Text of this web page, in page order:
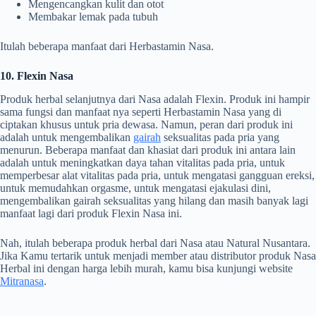
Mengencangkan kulit dan otot
Membakar lemak pada tubuh
Itulah beberapa manfaat dari Herbastamin Nasa.
10. Flexin Nasa
Produk herbal selanjutnya dari Nasa adalah Flexin. Produk ini hampir
sama fungsi dan manfaat nya seperti Herbastamin Nasa yang di
ciptakan khusus untuk pria dewasa. Namun, peran dari produk ini
adalah untuk mengembalikan gairah seksualitas pada pria yang
menurun. Beberapa manfaat dan khasiat dari produk ini antara lain
adalah untuk meningkatkan daya tahan vitalitas pada pria, untuk
memperbesar alat vitalitas pada pria, untuk mengatasi gangguan ereksi,
untuk memudahkan orgasme, untuk mengatasi ejakulasi dini,
mengembalikan gairah seksualitas yang hilang dan masih banyak lagi
manfaat lagi dari produk Flexin Nasa ini.
Nah, itulah beberapa produk herbal dari Nasa atau Natural Nusantara.
Jika Kamu tertarik untuk menjadi member atau distributor produk Nasa
Herbal ini dengan harga lebih murah, kamu bisa kunjungi website
Mitranasa.